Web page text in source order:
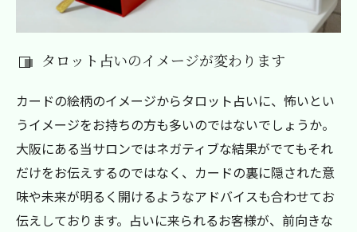
タロット占いのイメージが変わります
カードの絵柄のイメージからタロット占いに、怖いとい
うイメージをお持ちの方も多いのではないでしょうか。
大阪にある当サロンではネガティブな結果がでてもそれ
だけをお伝えするのではなく、カードの裏に隠された意
味や未来が明るく開けるようなアドバイスも合わせてお
伝えしております。占いに来られるお客様が、前向きな